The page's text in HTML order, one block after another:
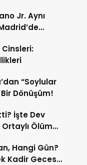
Jr. Aynı
“Soylular
Dönüşüm!
İşte Dev
Ortaylı Ölüm
Hangi Gün?
Kadir Gecesi